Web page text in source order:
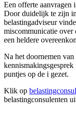
Een offerte aanvragen
Door duidelijk te zijn
belastingadviseur
miscommunicatie over
een heldere
Na het doornemen
puntjes op de i gezet.
Klik op
belastingconsulenten